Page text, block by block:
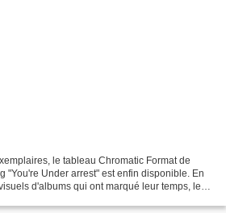
le tableau Chromatic Format de
"You're Under arrest" est enfin disponible. En
d'albums qui ont marqué leur temps, le